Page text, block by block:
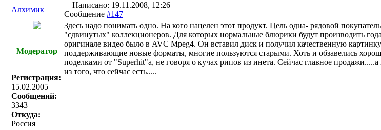
Алхимик
Написано: 19.11.2008, 12:26
Сообщение #147
Модератор
Регистрация:
15.02.2005
Сообщений:
3343
Откуда:
Россия
Здесь надо понимать одно. На кого нацелен этот продукт. Цель одна- рядовой
"сдвинутых" коллекционеров. Для которых нормальные блюрики будут производить
оригинале видео было в AVC Mpeg4. Он вставил диск и получил качественную
поддерживающие новые форматы, многие пользуются старыми. Хоть и обзавелись
поделками от "Superhit"а, не говоря о кучах рипов из инета. Сейчас главное
из того, что сейчас есть.....